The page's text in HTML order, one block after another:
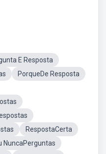
E Resposta
PorqueDe Resposta
RespostaCerta
NuncaPerguntas